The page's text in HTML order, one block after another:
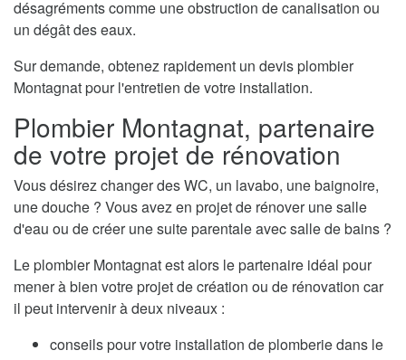
désagréments comme une obstruction de canalisation ou
un dégât des eaux.
Sur demande, obtenez rapidement un devis plombier
Montagnat pour l'entretien de votre installation.
Plombier Montagnat, partenaire
de votre projet de rénovation
Vous désirez changer des WC, un lavabo, une baignoire,
une douche ? Vous avez en projet de rénover une salle
d'eau ou de créer une suite parentale avec salle de bains ?
Le plombier Montagnat est alors le partenaire idéal pour
mener à bien votre projet de création ou de rénovation car
il peut intervenir à deux niveaux :
conseils pour votre installation de plomberie dans le